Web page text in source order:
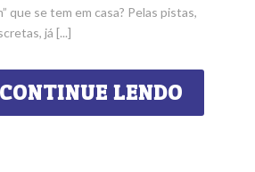
que se tem em casa? Pelas pistas,
já [...]
CONTINUE LENDO